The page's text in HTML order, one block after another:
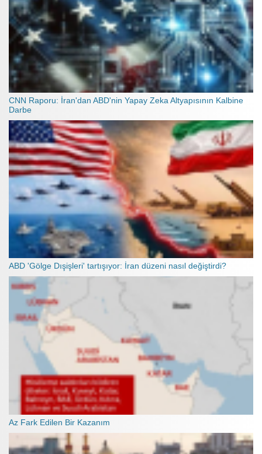
CNN Raporu: İran'dan ABD'nin Yapay Zeka Altyapısının Kalbine
Darbe
ABD 'Gölge Dışişleri' tartışıyor: İran düzeni nasıl değiştirdi?
Az Fark Edilen Bir Kazanım